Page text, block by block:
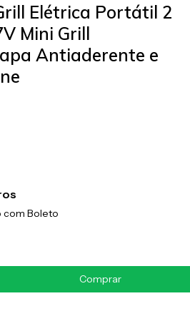
Elétrica Portátil 2
Mini Grill
Antiaderente e
com Boleto